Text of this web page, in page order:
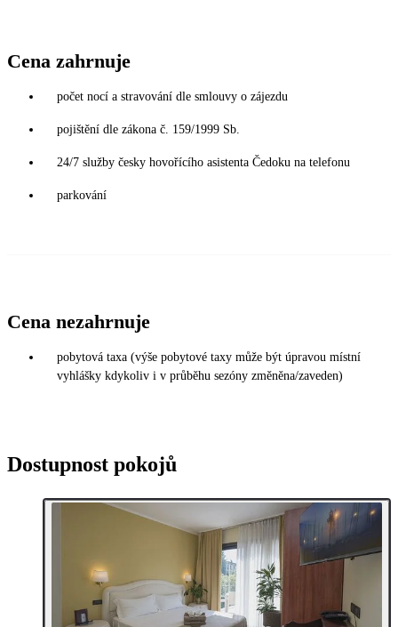
Cena zahrnuje
počet nocí a stravování dle smlouvy o zájezdu
pojištění dle zákona č. 159/1999 Sb.
24/7 služby česky hovořícího asistenta Čedoku na telefonu
parkování
Cena nezahrnuje
pobytová taxa (výše pobytové taxy může být úpravou místní
vyhlášky kdykoliv i v průběhu sezóny změněna/zaveden)
Dostupnost pokojů